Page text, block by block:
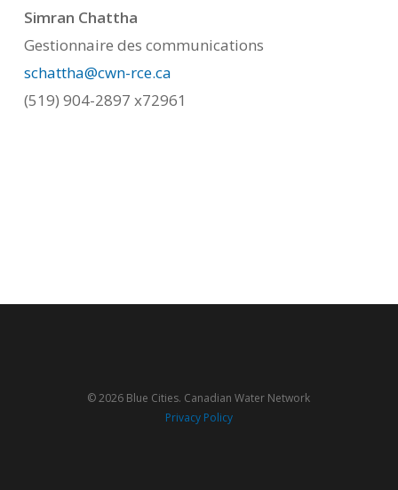
Simran Chattha
Gestionnaire des communications
schattha@cwn-rce.ca
(519) 904-2897 x72961
© 2026 Blue Cities. Canadian Water Network
Privacy Policy